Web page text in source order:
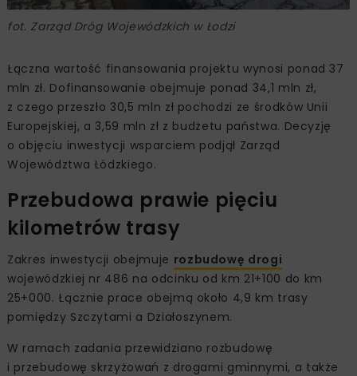
fot. Zarząd Dróg Wojewódzkich w Łodzi
Łączna wartość finansowania projektu wynosi ponad 37
mln zł. Dofinansowanie obejmuje ponad 34,1 mln zł,
z czego przeszło 30,5 mln zł pochodzi ze środków Unii
Europejskiej, a 3,59 mln zł z budżetu państwa. Decyzję
o objęciu inwestycji wsparciem podjął Zarząd
Województwa Łódzkiego.
Przebudowa prawie pięciu
kilometrów trasy
Zakres inwestycji obejmuje rozbudowę drogi
wojewódzkiej nr 486 na odcinku od km 21+100 do km
25+000. Łącznie prace obejmą około 4,9 km trasy
pomiędzy Szczytami a Działoszynem.
W ramach zadania przewidziano rozbudowę
i przebudowę skrzyżowań z drogami gminnymi, a także